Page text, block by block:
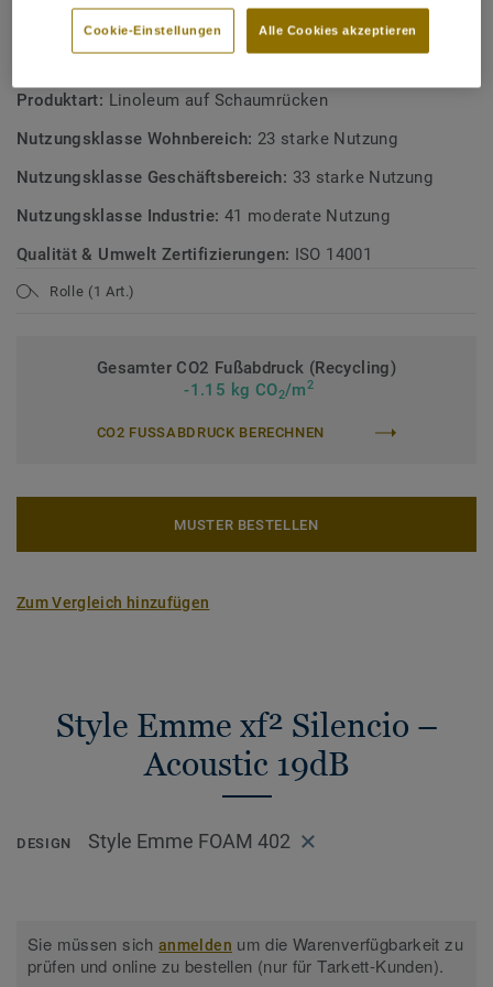
Österreichisches Umweltzeichen
Produktart: Linoleum auf Schaumrücken
Nutzungsklasse Wohnbereich: 23 starke Nutzung
Nutzungsklasse Geschäftsbereich: 33 starke Nutzung
Nutzungsklasse Industrie: 41 moderate Nutzung
Qualität & Umwelt Zertifizierungen: ISO 14001
Rolle (1 Art.)
Gesamter CO2 Fußabdruck (Recycling)
-1.15 kg CO2/m2
CO2 FUSSABDRUCK BERECHNEN
MUSTER BESTELLEN
Zum Vergleich hinzufügen
Style Emme xf² Silencio –
Acoustic 19dB
DESIGN Style Emme FOAM 402
Sie müssen sichanmelden um die Warenverfügbarkeit zu
prüfen und online zu bestellen (nur für Tarkett-Kunden).
Alle Cookies akzeptieren
Cookie-Einstellungen